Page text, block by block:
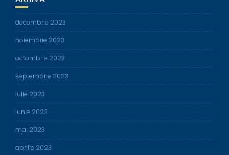
decembrie 2023
noiembrie 2023
octombrie 2023
septembrie 2023
iulie 2023
iunie 2023
mai 2023
aprilie 2023